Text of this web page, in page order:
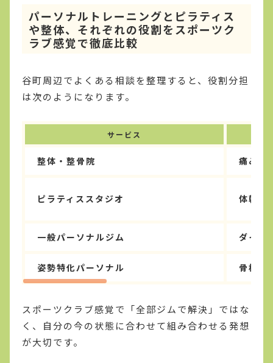
パーソナルトレーニングとピラティス
や整体、それぞれの役割をスポーツク
ラブ感覚で徹底比較
谷町周辺でよくある相談を整理すると、役割分担
は次のようになります。
サービス
整体・整骨院 痛みの
ピラティススタジオ 体幹・
一般パーソナルジム ダイエ
姿勢特化パーソナル 骨格か
スポーツクラブ感覚で「全部ジムで解決」ではな
く、自分の今の状態に合わせて組み合わせる発想
が大切です。